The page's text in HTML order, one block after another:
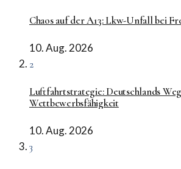
Chaos auf der A13: Lkw-Unfall bei
10. Aug. 2026
2
Luftfahrtstrategie: Deutschlands
Wettbewerbsfähigkeit
10. Aug. 2026
3